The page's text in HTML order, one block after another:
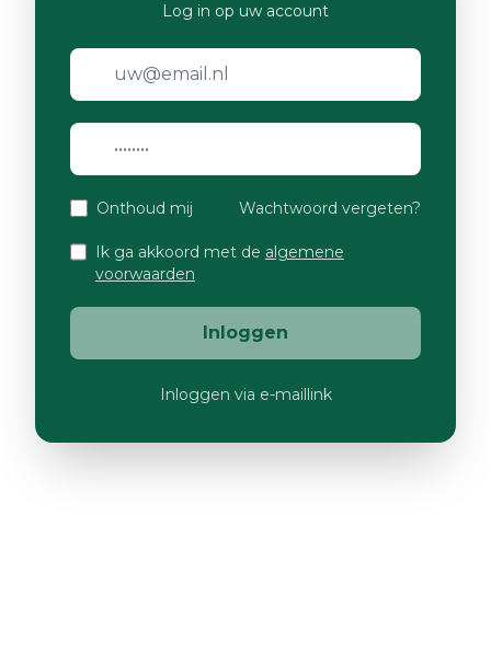
Log in op uw account
Onthoud mij Wachtwoord vergeten?
Ik ga akkoord met de algemene
voorwaarden
Inloggen
Inloggen via e-maillink